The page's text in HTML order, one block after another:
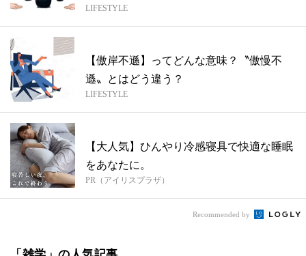
LIFESTYLE
【傲岸不遜】ってどんな意味？〝傲慢不
遜〟とはどう違う？
LIFESTYLE
【大人気】ひんやり冷感寝具で快適な睡眠
をあなたに。
PR（アイリスプラザ）
Recommended by